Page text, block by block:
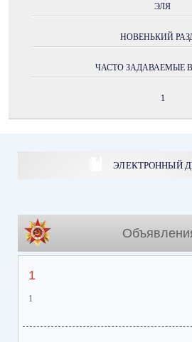
ЭЛЯ
НОВЕНЬКИЙ
ЧАСТО ЗАДАВАЕМЫЕ
1
ЭЛЕКТРОННЫЙ
1
1